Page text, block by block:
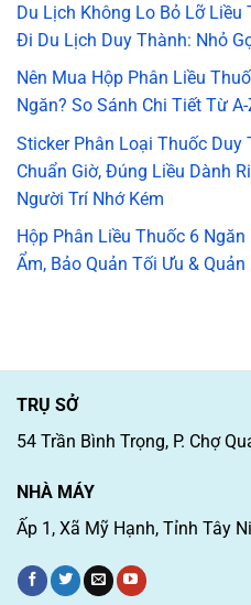
Du Lịch Không Lo Bỏ Lỡ
Đi Du Lịch Duy Thành: Nhỏ
Nên Mua Hộp Phân Liều
Ngăn? So Sánh Chi Tiết Từ A-
Sticker Phân Loại Thuốc Duy
Chuẩn Giờ, Đúng Liều Dành
Người Trí Nhớ Kém
Hộp Phân Liều Thuốc 6
Ẩm, Bảo Quản Tối Ưu &
TRỤ SỞ
54 Trần Bình Trọng, P. Chợ
NHÀ MÁY
Ấp 1, Xã Mỹ Hạnh, Tỉnh Tây